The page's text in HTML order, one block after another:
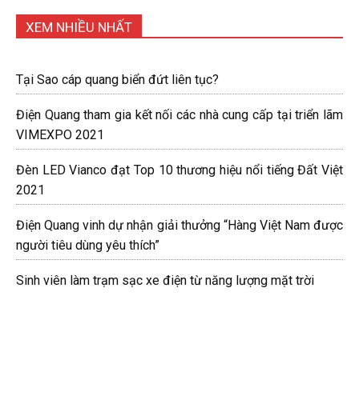
XEM NHIỀU NHẤT
Tại Sao cáp quang biển đứt liên tục?
Điện Quang tham gia kết nối các nhà cung cấp tại triển lãm
VIMEXPO 2021
Đèn LED Vianco đạt Top 10 thương hiệu nổi tiếng Đất Việt
2021
Điện Quang vinh dự nhận giải thưởng “Hàng Việt Nam được
người tiêu dùng yêu thích”
Sinh viên làm trạm sạc xe điện từ năng lượng mặt trời